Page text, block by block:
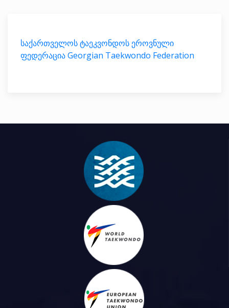
საქართველოს ტაეკვონდოს ეროვნული
ფედერაცია Georgian Taekwondo Federation